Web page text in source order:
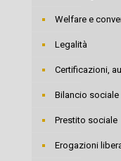
Welfare e
Legalità
Certificazioni,
Bilancio sociale
Prestito sociale
Erogazioni